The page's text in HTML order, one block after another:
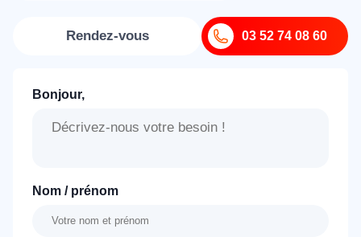
03 52 74 08 60
Rendez-vous
Bonjour,
Nom / prénom